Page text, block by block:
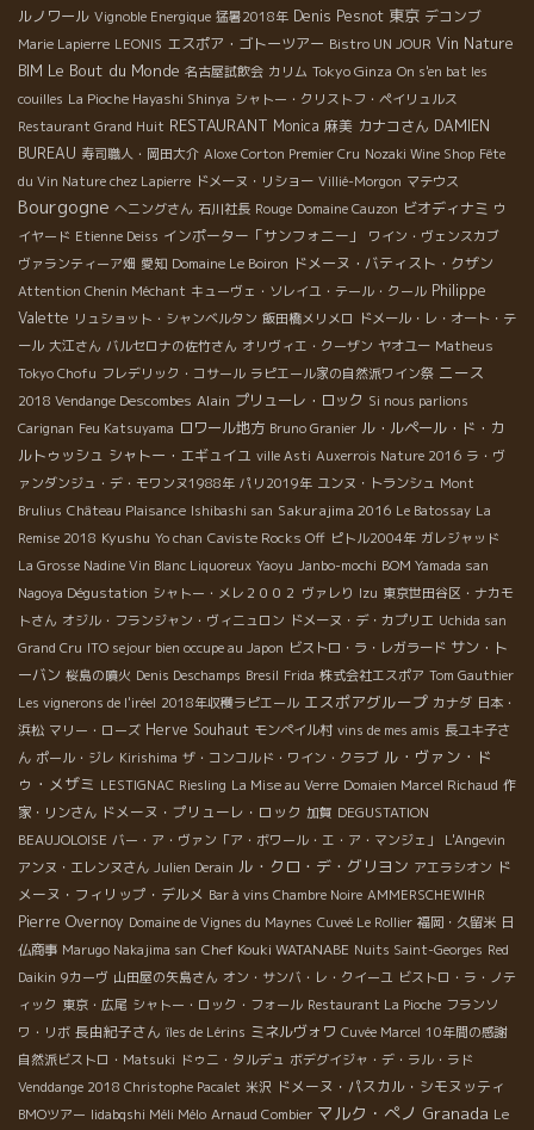
ルノワール Vignoble Energique 猛暑2018年 Denis Pesnot 東京 デコンブ
Marie Lapierre LEONIS エスポア・ゴトーツアー Bistro UN JOUR Vin Nature
BIM Le Bout du Monde 名古屋試飲会 カリム Tokyo Ginza On s'en bat les
couilles La Pioche Hayashi Shinya シャトー・クリストフ・ペイリュルス
Restaurant Grand Huit RESTAURANT Monica 麻美 カナコさん DAMIEN
BUREAU 寿司職人・岡田大介 Aloxe Corton Premier Cru Nozaki Wine Shop Fête
du Vin Nature chez Lapierre ドメーヌ・リショー Villié-Morgon マテウス
Bourgogne へニングさん 石川社長 Rouge Domaine Cauzon ビオディナミ ウ
イヤード Etienne Deiss インポーター「サンフォニー」
ワイン・ヴェンスカブ
ヴァランティーア畑 愛知 Domaine Le Boiron ドメーヌ・バティスト・クザン
Attention Chenin Méchant キューヴェ・ソレイユ・テール・クール Philippe
Valette リュショット・シャンベルタン 飯田橋メリメロ ドメール・レ・オート・テ
ール 大江さん バルセロナの佐竹さん オリヴィエ・クーザン ヤオユー Matheus
Tokyo Chofu フレデリック・コサール ラピエール家の自然派ワイン祭 ニース
2018 Vendange Descombes Alain プリューレ・ロック Si nous parlions
Carignan Feu Katsuyama ロワール地方 Bruno Granier ル・ルペール・ド・カ
ルトゥッシュ シャトー・エギュイユ ville Asti Auxerrois Nature 2016 ラ・ヴ
ァンダンジュ・デ・モワンヌ1988年 パリ2019年 ユンヌ・トランシュ Mont
Brulius Château Plaisance Ishibashi san Sakurajima 2016 Le Batossay La
Remise 2018 Kyushu Yo chan Caviste Rocks Off ピトル2004年 ガレジャッド
La Grosse Nadine Vin Blanc Liquoreux Yaoyu Janbo-mochi BOM Yamada san
Nagoya Dégustation シャトー・メレ２００２ ヴァレり Izu 東京世田谷区・ナカモ
トさん オジル・フランジャン・ヴィニュロン ドメーヌ・デ・カプリエ Uchida san
Grand Cru ITO sejour bien occupe au Japon ビストロ・ラ・レガラード サン・ト
ーバン 桜島の噴火 Denis Deschamps Bresil Frida 株式会社エスポア Tom Gauthier
Les vignerons de l'iréel 2018年収穫ラピエール エスポアグループ カナダ 日本・
浜松 マリー・ローズ Herve Souhaut モンペイル村 vins de mes amis 長ユキ子さ
ん ポール・ジレ Kirishima ザ・コンコルド・ワイン・クラブ ル・ヴァン・ド
ゥ・メザミ LESTIGNAC Riesling La Mise au Verre Domaien Marcel Richaud 作
家・リンさん ドメーヌ・プリューレ・ロック 加賀 DEGUSTATION
BEAUJOLOISE バー・ア・ヴァン「ア・ボワール・エ・ア・マンジェ」
L'Angevin
アンヌ・エレンヌさん Julien Derain ル・クロ・デ・グリヨン アエラシオン ド
メーヌ・フィリップ・デルメ Bar à vins Chambre Noire AMMERSCHEWIHR
Pierre Overnoy Domaine de Vignes du Maynes Cuveé Le Rollier 福岡・久留米 日
仏商事 Marugo Nakajima san Chef Kouki WATANABE Nuits Saint-Georges Red
Daikin 9カーヴ 山田屋の矢島さん オン・サンバ・レ・クイーユ ビストロ・ラ・ノテ
ィック 東京・広尾 シャトー・ロック・フォール Restaurant La Pioche フランソ
ワ・リボ 長由紀子さん îles de Lérins ミネルヴォワ Cuvée Marcel 10年間の感謝
自然派ビストロ・Matsuki ドゥニ・タルデュ ボデグイジャ・デ・ラル・ラド
Venddange 2018 Christophe Pacalet 米沢 ドメーヌ・パスカル・シモヌッティ
BMOツアー Iidabqshi Méli Mélo Arnaud Combier マルク・ぺノ Granada Le